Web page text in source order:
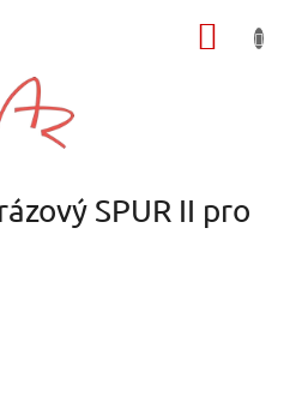
SPUR II pro